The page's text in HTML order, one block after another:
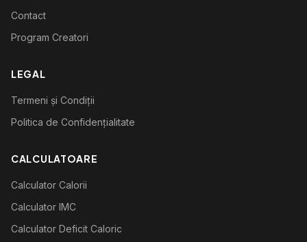
Contact
Program Creatori
LEGAL
Termeni și Condiții
Politica de Confidențialitate
CALCULATOARE
Calculator Calorii
Calculator IMC
Calculator Deficit Caloric